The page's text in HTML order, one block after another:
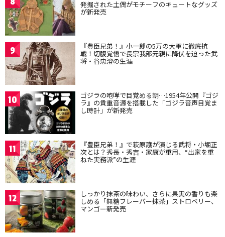
発掘された土偶がモチーフのキュートなグッズ
が新発売
9 『豊臣兄弟！』小一郎の5万の大軍に徹底抗
戦！切腹覚悟で長宗我部元親に降伏を迫った武
将・谷忠澄の生涯
10 ゴジラの咆哮で目覚める朝…1954年公開『ゴジ
ラ』の貴重音源を搭載した「ゴジラ音声目覚ま
し時計」が新発売
11 『豊臣兄弟！』で萩原護が演じる武将・小堀正
次とは？秀長・秀吉・家康が重用、“出家を重
ねた実務派”の生涯
12 しっかり抹茶の味わい、さらに果実の香りも楽
しめる「無糖フレーバー抹茶」ストロベリー、
マンゴー新発売